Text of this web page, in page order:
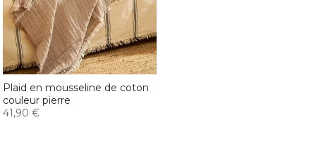
Plaid en mousseline de coton
couleur pierre
41,90 €